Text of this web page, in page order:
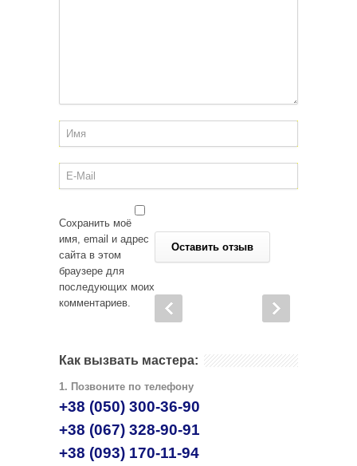
Сохранить моё
имя, email и адрес
сайта в этом
браузере для
последующих моих
комментариев.
Как вызвать мастера:
1. Позвоните по телефону
+38 (050) 300-36-90
+38 (067) 328-90-91
+38 (093) 170-11-94